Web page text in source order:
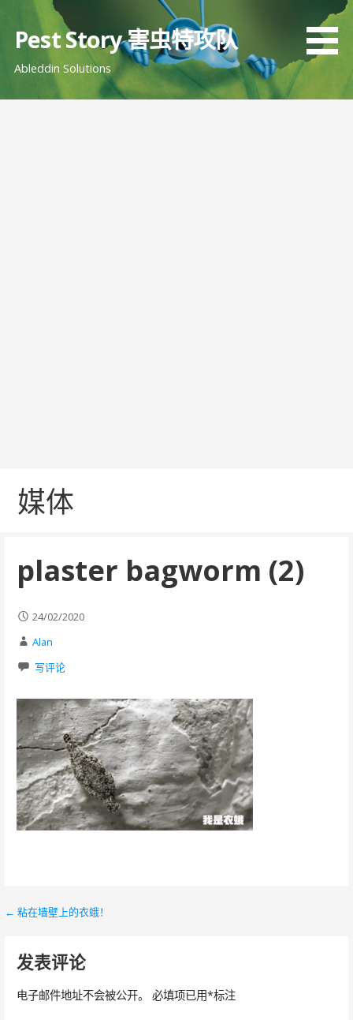
Pest Story 害虫特攻队
Ableddin Solutions
媒体
plaster bagworm (2)
24/02/2020
Alan
写评论
文
章
导
航
← 粘在墙壁上的衣蛾！
发表评论
电子邮件地址不会被公开。 必填项已用*标注